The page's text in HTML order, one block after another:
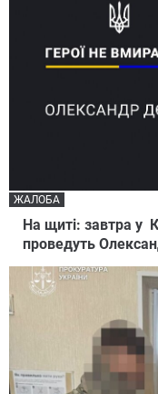
На щиті: завтра у
проведуть
ЖАЛОБА